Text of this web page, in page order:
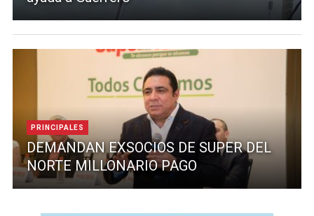
PRINCIPALES
DEMANDAN EXSOCIOS DE SUPER DEL
NORTE MILLONARIO PAGO